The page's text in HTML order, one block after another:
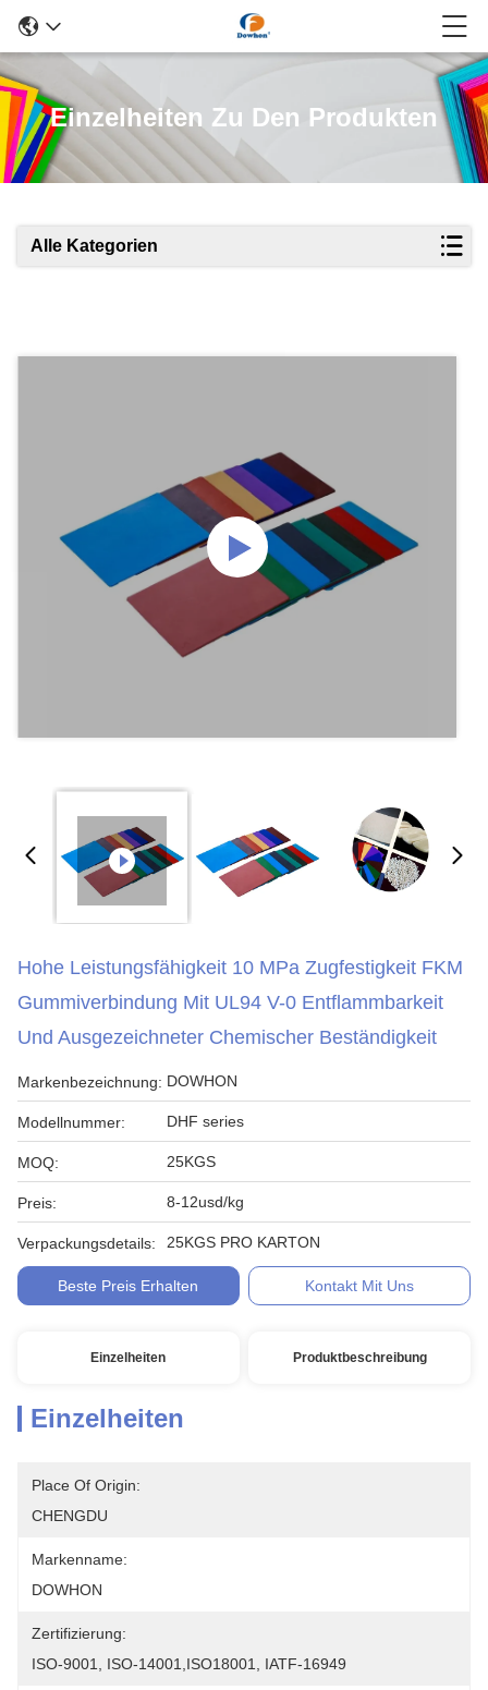
Einzelheiten Zu Den Produkten
Alle Kategorien
Hohe Leistungsfähigkeit 10 MPa Zugfestigkeit FKM
Gummiverbindung Mit UL94 V-0 Entflammbarkeit
Und Ausgezeichneter Chemischer Beständigkeit
Markenbezeichnung: DOWHON
Modellnummer: DHF series
MOQ: 25KGS
Preis: 8-12usd/kg
Verpackungsdetails: 25KGS PRO KARTON
Beste Preis Erhalten Kontakt Mit Uns
Einzelheiten Produktbeschreibung
Einzelheiten
Place Of Origin:
CHENGDU
Markenname:
DOWHON
Zertifizierung:
ISO-9001, ISO-14001,ISO18001, IATF-16949